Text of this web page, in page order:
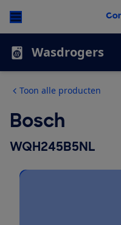
Wasdrogers
Toon alle producten
Bosch
WQH245B5NL